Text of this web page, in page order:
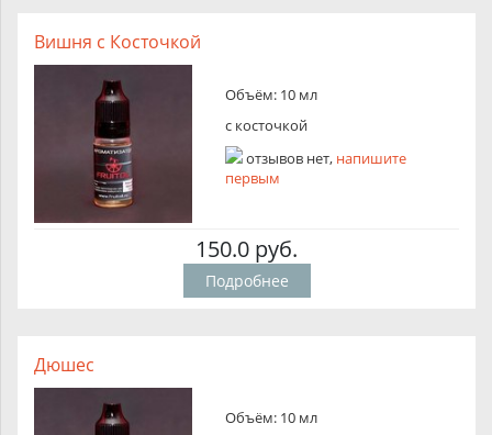
Вишня с Косточкой
Объём: 10 мл
с косточкой
отзывов нет, напишите
первым
150.0 руб.
Подробнее
Дюшес
Объём: 10 мл